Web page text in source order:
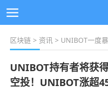
区块链 > 资讯 > UNIBOT一度
UNIBOT持有者将获
空投！UNIBOT涨超